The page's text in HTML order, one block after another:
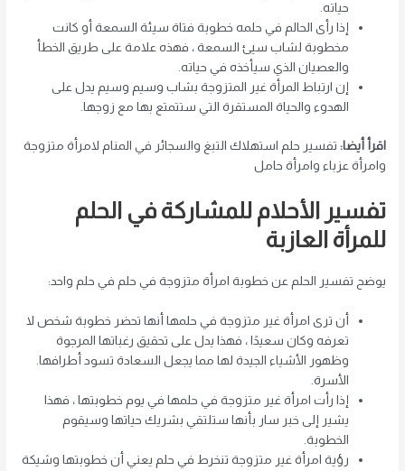
حياته.
إذا رأى الحالم في حلمه خطوبة فتاة سيئة السمعة أو كانت
مخطوبة لشاب سيئ السمعة ، فهذه علامة على طريق الخطأ
والعصيان الذي سيأخذه في حياته.
إن ارتباط المرأة غير المتزوجة بشاب وسيم وسيم يدل على
الهدوء والحياة المستقرة التي ستتمتع بها مع زوجها.
اقرأ أيضا: تفسير حلم استهلاك التبغ والسجائر في المنام لامرأة متزوجة
وامرأة عزباء وامرأة حامل
تفسير الأحلام للمشاركة في الحلم
للمرأة العازبة
يوضح تفسير الحلم عن خطوبة امرأة متزوجة في حلم في حلم واحد:
أن ترى امرأة غير متزوجة في حلمها أنها تحضر خطوبة شخص لا
تعرفه وكان سعيدًا ، فهذا يدل على تحقيق رغباتها المرجوة
وظهور الأشياء الجيدة لها مما يجعل السعادة تسود أطرافها.
الأسرة.
إذا رأت امرأة غير متزوجة في حلمها في يوم خطوبتها ، فهذا
يشير إلى خبر سار بأنها ستلتقي بشريك حياتها وسيقوم
الخطوبة.
رؤية امرأة غير متزوجة تنخرط في حلم يعني أن خطوبتها وشيكة